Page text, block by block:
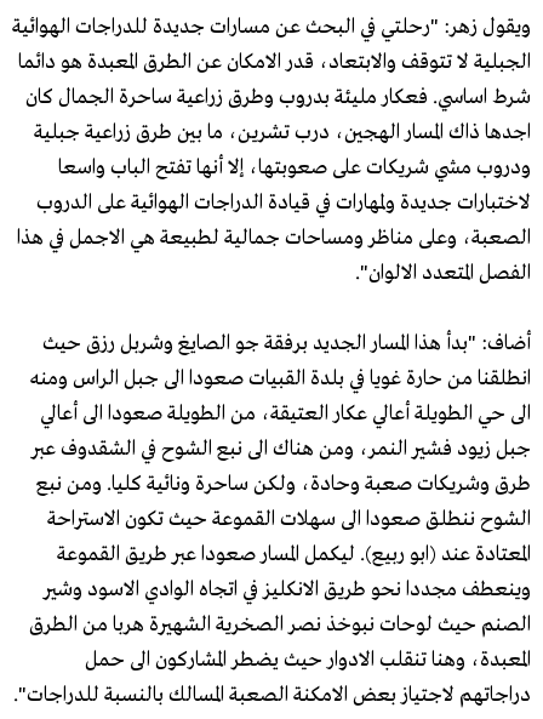
ويقول زهر: "رحلتي في البحث عن مسارات جديدة للدراجات الهوائية
الجبلية لا تتوقف والابتعاد، قدر الامكان عن الطرق المعبدة هو دائما
شرط اساسي. فعكار مليئة بدروب وطرق زراعية ساحرة الجمال كان
اجدها ذاك المسار الهجين، درب تشرين، ما بين طرق زراعية جبلية
ودروب مشي شريكات على صعوبتها، إلا أنها تفتح الباب واسعا
لاختبارات جديدة ولمهارات في قيادة الدراجات الهوائية على الدروب
الصعبة، وعلى مناظر ومساحات جمالية لطبيعة هي الاجمل في هذا
الفصل المتعدد الالوان".
أضاف: "بدأ هذا المسار الجديد برفقة جو الصايغ وشربل رزق حيث
انطلقنا من حارة غويا في بلدة القبيات صعودا الى جبل الراس ومنه
الى حي الطويلة أعالي عكار العتيقة، من الطويلة صعودا الى أعالي
جبل زيود فشير النمر، ومن هناك الى نبع الشوح في الشقدوف عبر
طرق وشريكات صعبة وحادة، ولكن ساحرة ونائية كليا. ومن نبع
الشوح ننطلق صعودا الى سهلات القموعة حيث تكون الاستراحة
المعتادة عند (ابو ربيع). ليكمل المسار صعودا عبر طريق القموعة
وينعطف مجددا نحو طريق الانكليز في اتجاه الوادي الاسود وشير
الصنم حيث لوحات نبوخذ نصر الصخرية الشهيرة هربا من الطرق
المعبدة، وهنا تنقلب الادوار حيث يضطر المشاركون الى حمل
دراجاتهم لاجتياز بعض الامكنة الصعبة المسالك بالنسبة للدراجات".